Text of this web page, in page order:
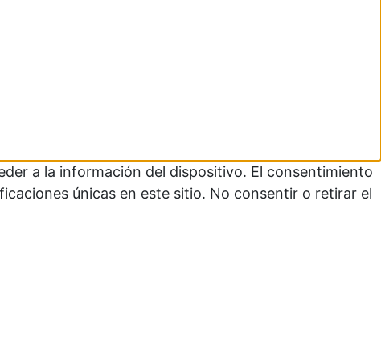
a la información del dispositivo. El consentimiento
únicas en este sitio. No consentir o retirar el